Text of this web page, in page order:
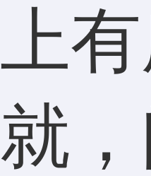
上
就